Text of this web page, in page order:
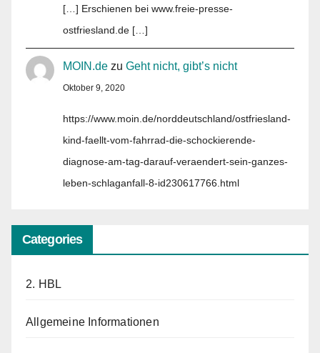
[…] Erschienen bei www.freie-presse-
ostfriesland.de […]
MOIN.de zu Geht nicht, gibt’s nicht
Oktober 9, 2020
https://www.moin.de/norddeutschland/ostfriesland-
kind-faellt-vom-fahrrad-die-schockierende-
diagnose-am-tag-darauf-veraendert-sein-ganzes-
leben-schlaganfall-8-id230617766.html
Categories
2. HBL
Allgemeine Informationen